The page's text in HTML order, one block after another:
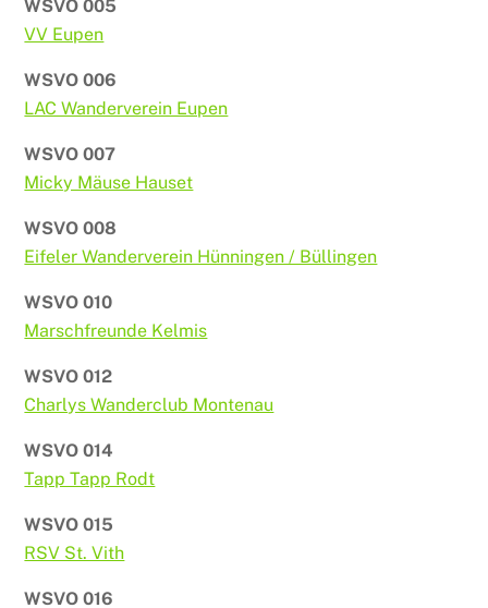
WSVO 005
VV Eupen
WSVO 006
LAC Wanderverein Eupen
WSVO 007
Micky Mäuse Hauset
WSVO 008
Eifeler Wanderverein Hünningen / Büllingen
WSVO 010
Marschfreunde Kelmis
WSVO 012
Charlys Wanderclub Montenau
WSVO 014
Tapp Tapp Rodt
WSVO 015
RSV St. Vith
WSVO 016